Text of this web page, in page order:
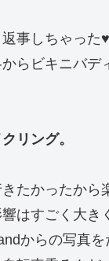
事しちゃった
らビキニバデ
リング。
たかったから
はすごく大き
からの写真